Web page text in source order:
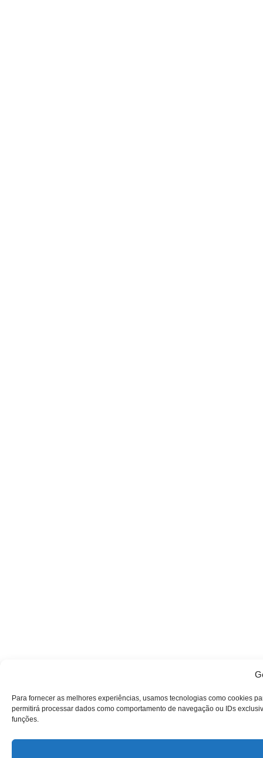
Para fornecer as melhores experiências, usamos tecnologias como cookies
permitirá processar dados como comportamento de navegação ou IDs
funções.